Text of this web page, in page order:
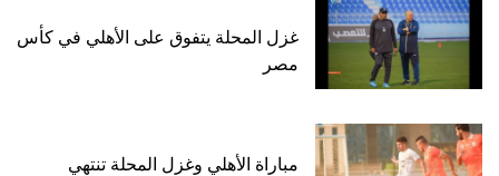
غزل المحلة يتفوق على الأهلي في كأس
مصر
مباراة الأهلي وغزل المحلة تنتهي